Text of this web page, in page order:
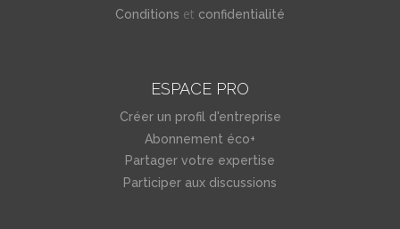
Conditions et confidentialité
ESPACE PRO
Créer un profil d'entreprise
Abonnement éco+
Partager votre expertise
Participer aux discussions